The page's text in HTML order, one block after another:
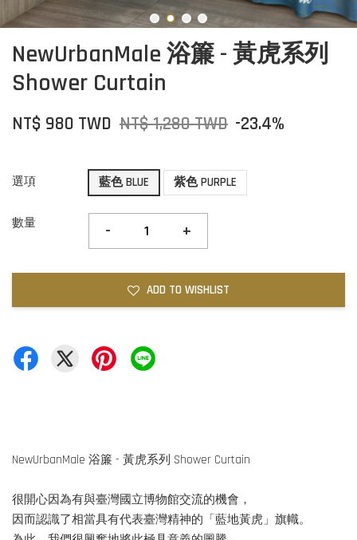
NewUrbanMale 浴簾 - 黃虎系列
Shower Curtain
NT$ 980 TWD NT$ 1,280 TWD -23.4%
選項 藍色 BLUE 紫色 PURPLE
數量 - +
ADD TO WISHLIST
NewUrbanMale 浴簾 - 黃虎系列 Shower Curtain
很開心因為有與臺灣國立博物館交流的機會，
因而認識了相當具有代表臺灣精神的「藍地黃虎」旗幟。